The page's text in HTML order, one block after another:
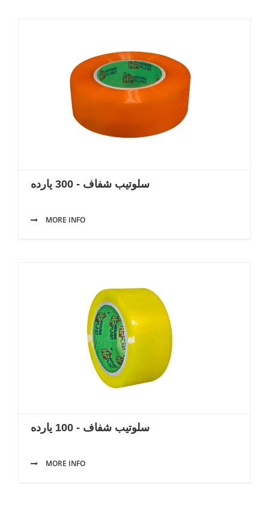
سلوتيب شفاف - 300 يارده
MORE INFO
سلوتيب شفاف - 100 يارده
MORE INFO